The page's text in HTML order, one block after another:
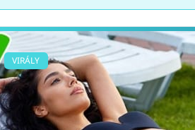
VIRÁLY